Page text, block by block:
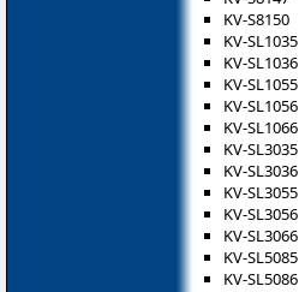
KV-S8150
KV-SL1035
KV-SL1036
KV-SL1055
KV-SL1056
KV-SL1066
KV-SL3035
KV-SL3036
KV-SL3055
KV-SL3056
KV-SL3066
KV-SL5085
KV-SL5086